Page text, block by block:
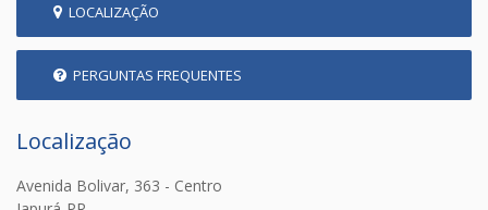
LOCALIZAÇÃO
PERGUNTAS FREQUENTES
Localização
Avenida Bolivar, 363 - Centro